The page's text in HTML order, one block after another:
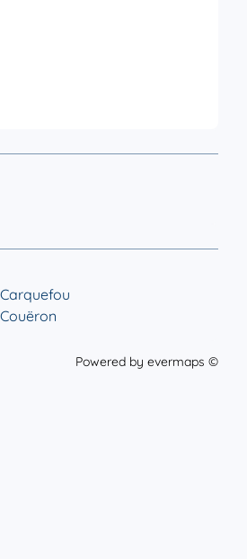
Carquefou
Couëron
Powered by evermaps ©